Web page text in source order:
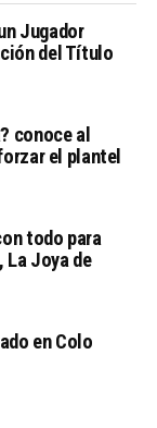
Jugador
del Título
conoce al
el plantel
todo para
Joya de
en Colo